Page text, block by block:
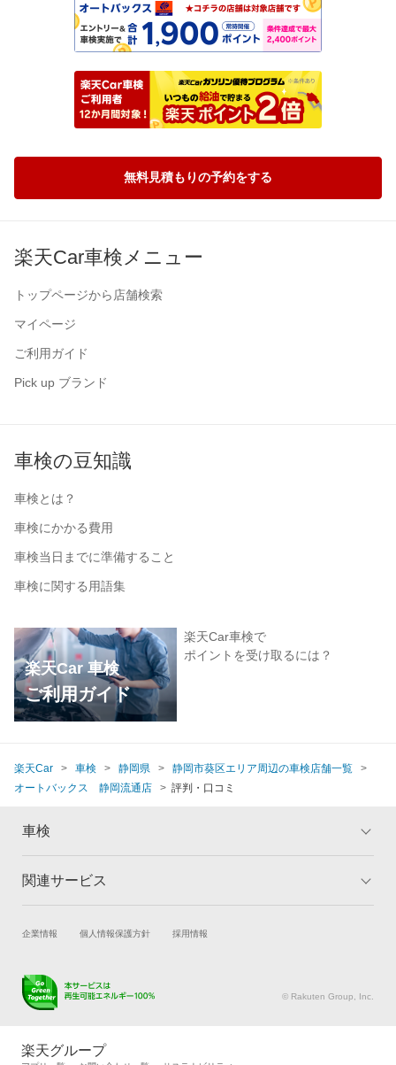
無料見積もりの予約をする
楽天Car車検メニュー
トップページから店舗検索
マイページ
ご利用ガイド
Pick up ブランド
車検の豆知識
車検とは？
車検にかかる費用
車検当日までに準備すること
車検に関する用語集
楽天Car 車検
ご利用ガイド
楽天Car車検で
ポイントを受け取るには？
楽天Car 車検 静岡県
静岡市葵区エリア周辺の車検店舗一覧
オートバックス 静岡流通店
評判・口コミ
車検
トップ
車検の基礎知識 キャンペーン一覧
関連サービス
試乗・商談 新車購入
キズ修理予約
メンテナンス管理
タイヤ交換サービス
企業情報 個人情報保護方針 採用情報
© Rakuten Group, Inc.
楽天グループ